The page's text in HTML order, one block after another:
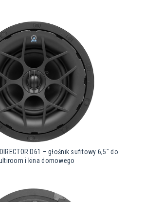
D61 – głośnik sufitowy 6,5″ do
i kina domowego